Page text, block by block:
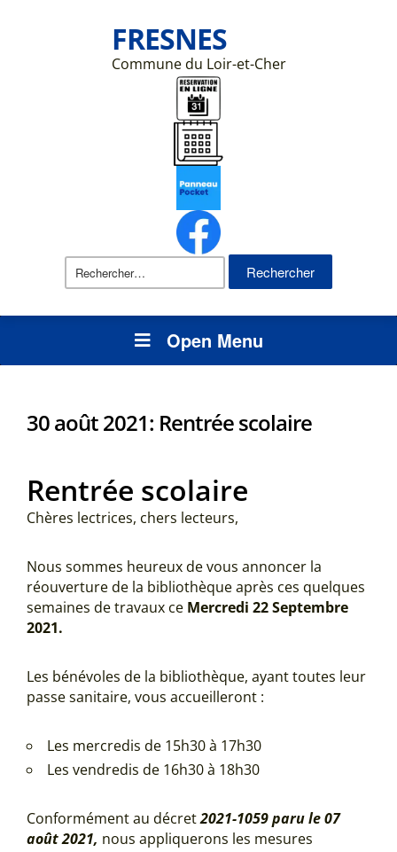
FRESNES
Commune du Loir-et-Cher
Rechercher :
Open Menu
30 août 2021: Rentrée scolaire
Rentrée scolaire
Chères lectrices, chers lecteurs,
Nous sommes heureux de vous annoncer la
réouverture de la bibliothèque après ces quelques
semaines de travaux ce Mercredi 22 Septembre
2021.
Les bénévoles de la bibliothèque, ayant toutes leur
passe sanitaire, vous accueilleront :
Les mercredis de 15h30 à 17h30
Les vendredis de 16h30 à 18h30
Conformément au décret2021-1059 paru le 07
août 2021, nous appliquerons les mesures